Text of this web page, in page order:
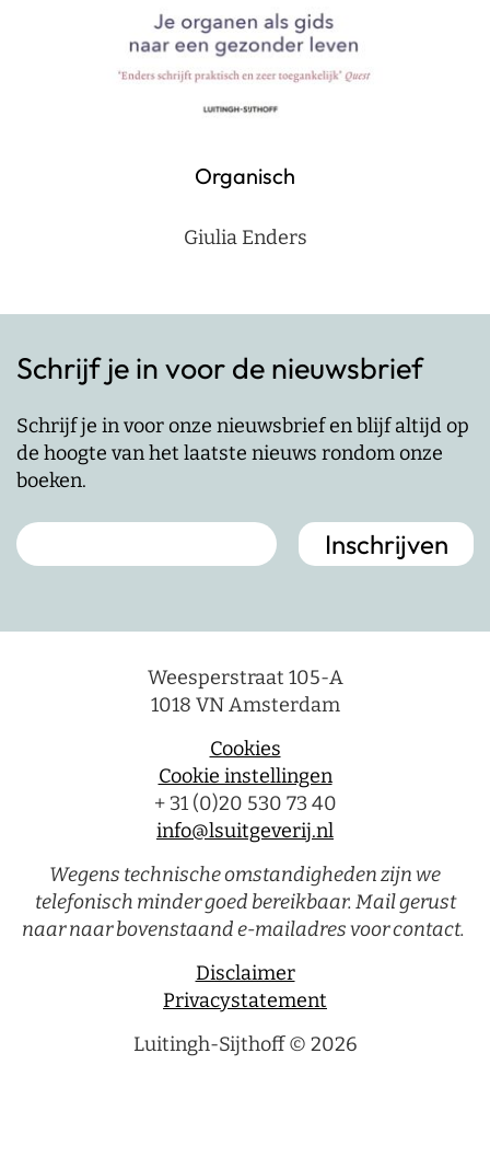
Organisch
Giulia Enders
Schrijf je in voor de nieuwsbrief
Schrijf je in voor onze nieuwsbrief en blijf altijd op
de hoogte van het laatste nieuws rondom onze
boeken.
Weesperstraat 105-A
1018 VN Amsterdam
Cookies
Cookie instellingen
+ 31 (0)20 530 73 40
info@lsuitgeverij.nl
Wegens technische omstandigheden zijn we
telefonisch minder goed bereikbaar. Mail gerust
naar naar bovenstaand e-mailadres voor contact.
Disclaimer
Privacystatement
Luitingh-Sijthoff © 2026